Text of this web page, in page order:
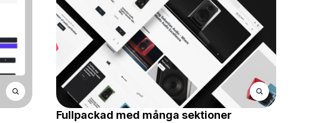
Fullpackad med många sektioner